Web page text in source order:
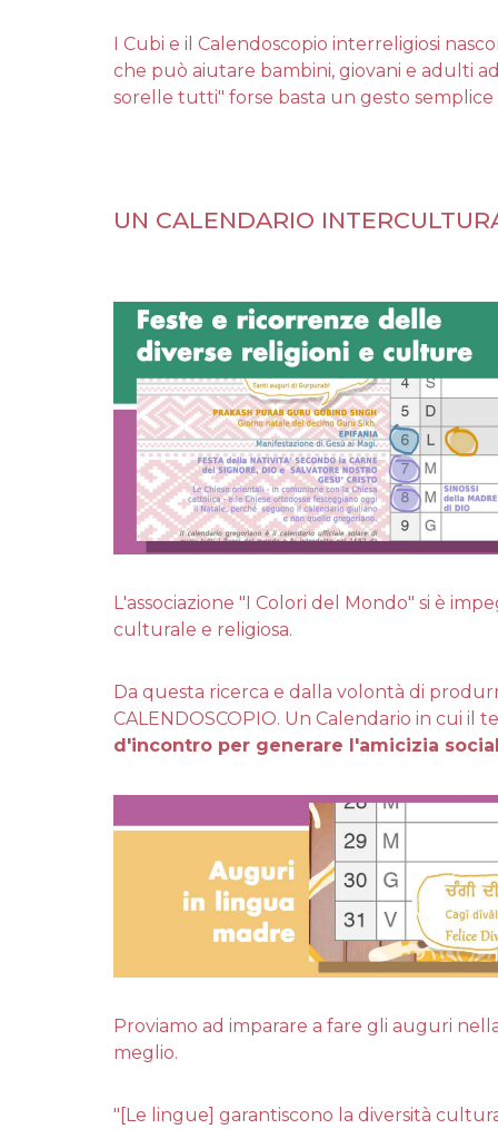
I Cubi e il Calendoscopio interreligiosi
che può aiutare bambini, giovani e adulti
sorelle tutti" forse basta un gesto
UN CALENDARIO
L'associazione "I Colori del Mondo" si è
culturale e religiosa.
Da questa ricerca e dalla volontà di
CALENDOSCOPIO. Un Calendario in cui
d'incontro per generare l'amicizia
Proviamo ad imparare a fare gli auguri
meglio.
"[Le lingue] garantiscono la diversità